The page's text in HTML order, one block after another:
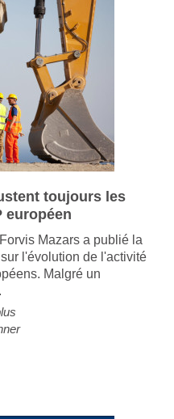
toujours les
Mazars a publié la
l'évolution de l'activité
Malgré un